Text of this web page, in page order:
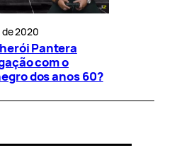
2020
Pantera
com o
dos anos 60?